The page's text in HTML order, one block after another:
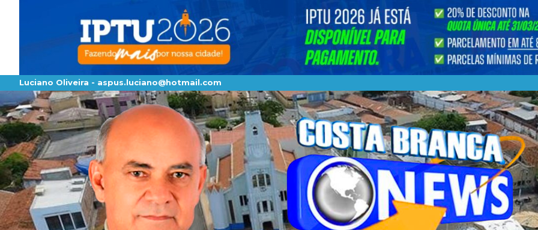
Luciano Oliveira - aspus.luciano@hotmail.com